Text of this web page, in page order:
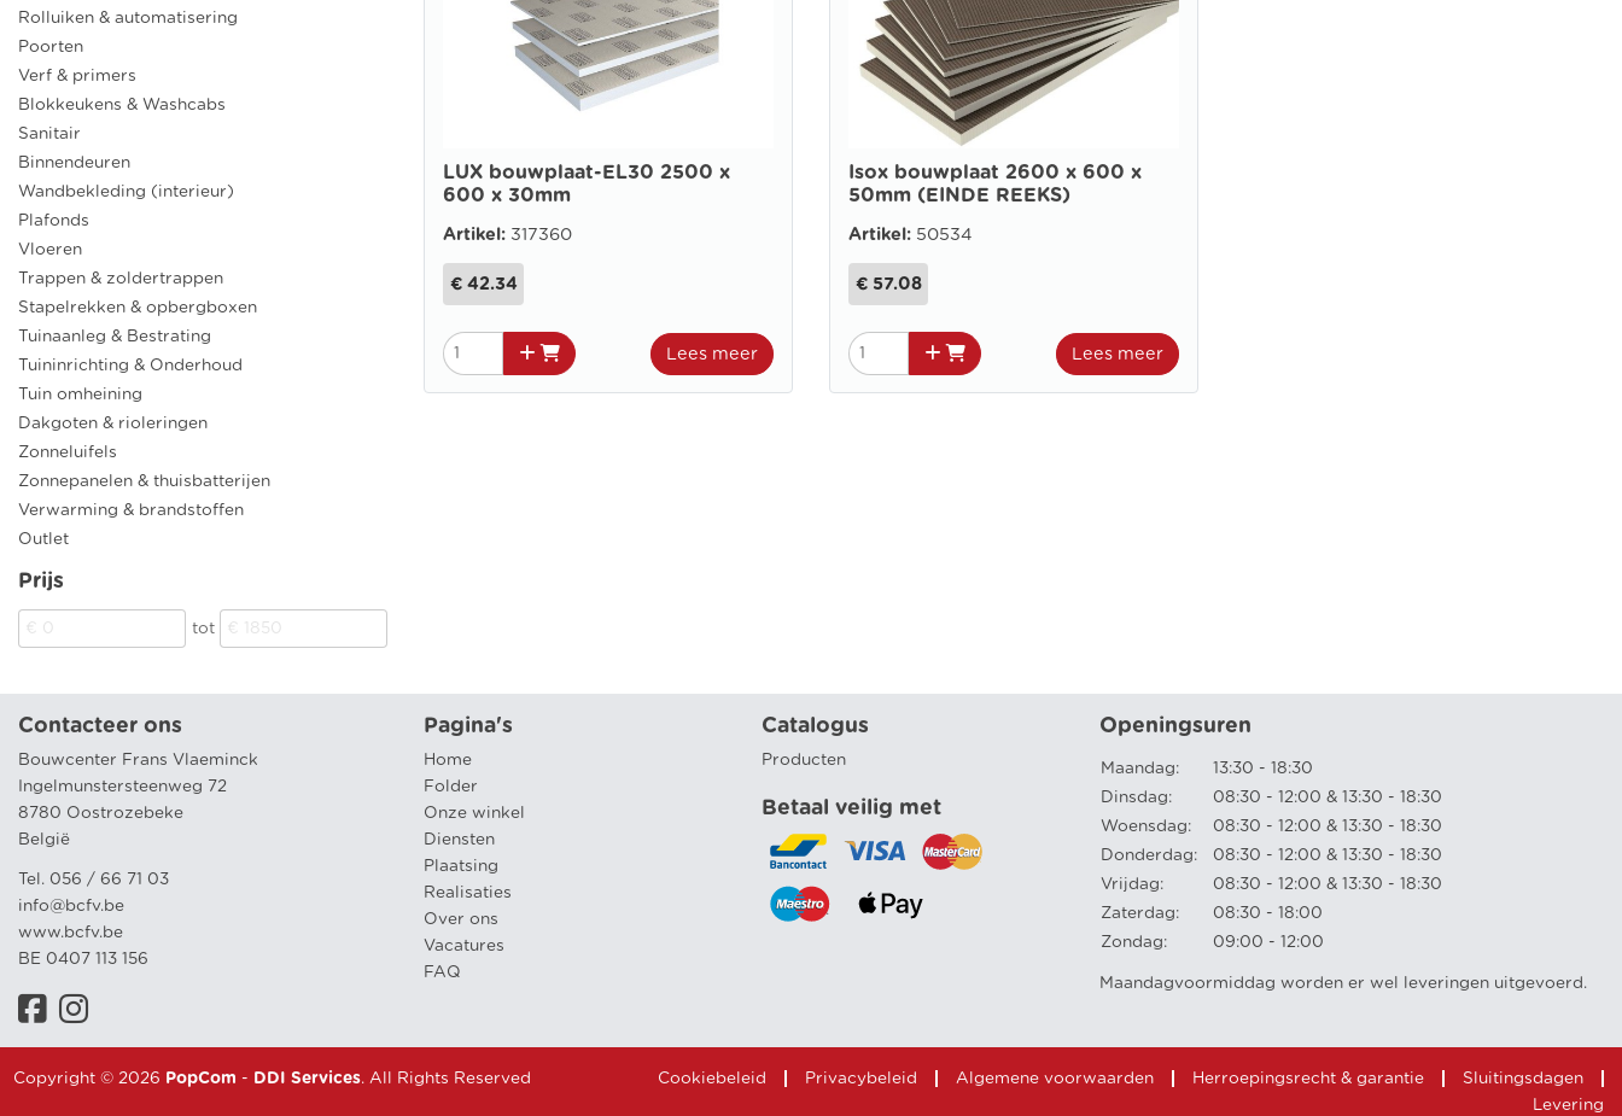
Rolluiken & automatisering
Poorten
Verf & primers
Blokkeukens & Washcabs
Sanitair
Binnendeuren
Wandbekleding (interieur)
Plafonds
Vloeren
Trappen & zoldertrappen
Stapelrekken & opbergboxen
Tuinaanleg & Bestrating
Tuininrichting & Onderhoud
Tuin omheining
Dakgoten & rioleringen
Zonneluifels
Zonnepanelen & thuisbatterijen
Verwarming & brandstoffen
Outlet
Prijs
tot
LUX bouwplaat-EL30 2500 x
600 x 30mm
Artikel: 317360
€ 42.34
Lees meer
Isox bouwplaat 2600 x 600 x
50mm (EINDE REEKS)
Artikel: 50534
€ 57.08
Lees meer
Contacteer ons
Bouwcenter Frans Vlaeminck
Ingelmunstersteenweg 72
8780 Oostrozebeke
België
Tel. 056 / 66 71 03
info@bcfv.be
www.bcfv.be
BE 0407 113 156
Pagina's
Home
Folder
Onze winkel
Diensten
Plaatsing
Realisaties
Over ons
Vacatures
FAQ
Catalogus
Producten
Betaal veilig met
Openingsuren
Maandag:
13:30 - 18:30
Dinsdag:
08:30 - 12:00 & 13:30 - 18:30
Woensdag:
08:30 - 12:00 & 13:30 - 18:30
Donderdag:
08:30 - 12:00 & 13:30 - 18:30
Vrijdag:
08:30 - 12:00 & 13:30 - 18:30
Zaterdag:
08:30 - 18:00
Zondag:
09:00 - 12:00
Maandagvoormiddag worden er wel leveringen uitgevoerd.
Copyright © 2026 PopCom - DDI Services. All Rights Reserved Cookiebeleid Privacybeleid Algemene voorwaarden Herroepingsrecht & garantie
Sluitingsdagen
Levering